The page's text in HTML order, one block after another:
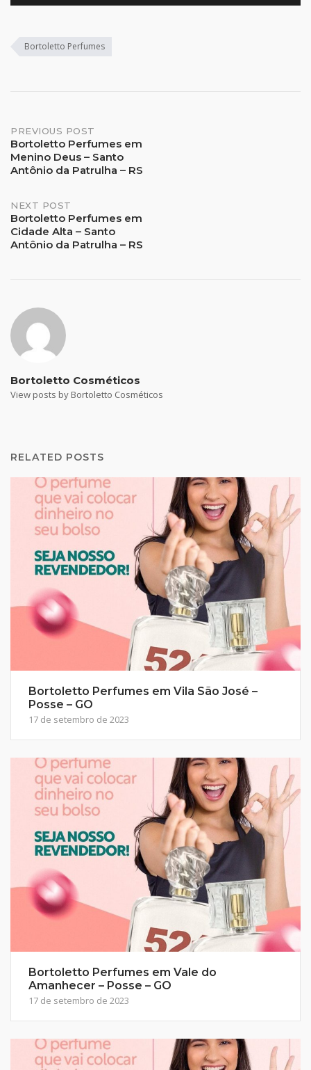
Bortoletto Perfumes
Post
navigation
PREVIOUS POST
Bortoletto Perfumes em
Menino Deus – Santo
Antônio da Patrulha – RS
NEXT POST
Bortoletto Perfumes em
Cidade Alta – Santo
Antônio da Patrulha – RS
Bortoletto Cosméticos
View posts by Bortoletto Cosméticos
RELATED POSTS
Bortoletto Perfumes em Vila São José –
Posse – GO
17 de setembro de 2023
Bortoletto Perfumes em Vale do
Amanhecer – Posse – GO
17 de setembro de 2023